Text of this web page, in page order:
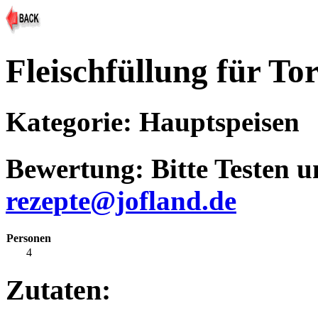
Fleischfüllung für
Kategorie: Hauptspeisen
Bewertung: Bitte Testen
rezepte@jofland.de
Personen
4
Zutaten: